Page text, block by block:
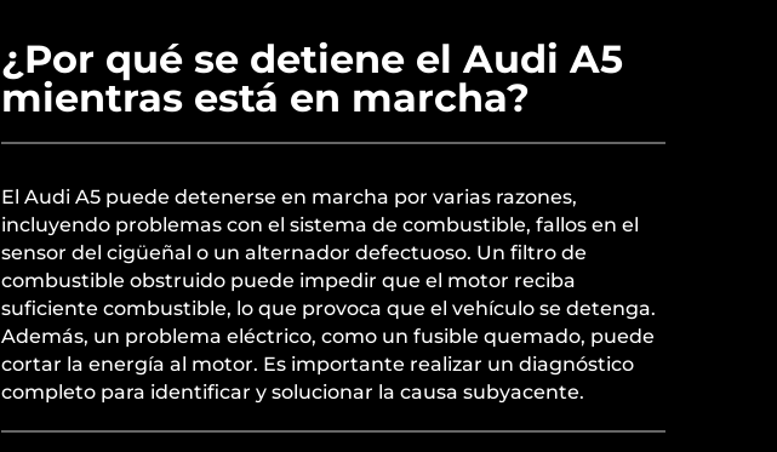
¿Por qué se detiene el Audi A5
mientras está en marcha?
El Audi A5 puede detenerse en marcha por varias razones,
incluyendo problemas con el sistema de combustible, fallos en el
sensor del cigüeñal o un alternador defectuoso. Un filtro de
combustible obstruido puede impedir que el motor reciba
suficiente combustible, lo que provoca que el vehículo se detenga.
Además, un problema eléctrico, como un fusible quemado, puede
cortar la energía al motor. Es importante realizar un diagnóstico
completo para identificar y solucionar la causa subyacente.